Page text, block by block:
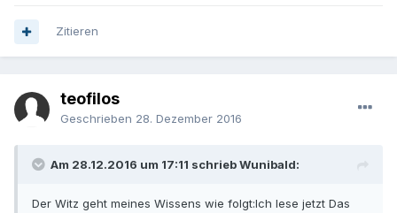
Zitieren
teofilos
Geschrieben 28. Dezember 2016
Am 28.12.2016 um 17:11 schrieb Wunibald:
Der Witz geht meines Wissens wie folgt:Ich lese jetzt Das